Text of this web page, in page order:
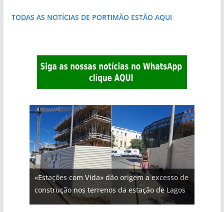
TODAS AS NOTÍCIAS DE PORTIMÃO ESTÃO AQUI
«Estações com Vida» dão origem a excesso de
construção nos terrenos da estação de Lagos